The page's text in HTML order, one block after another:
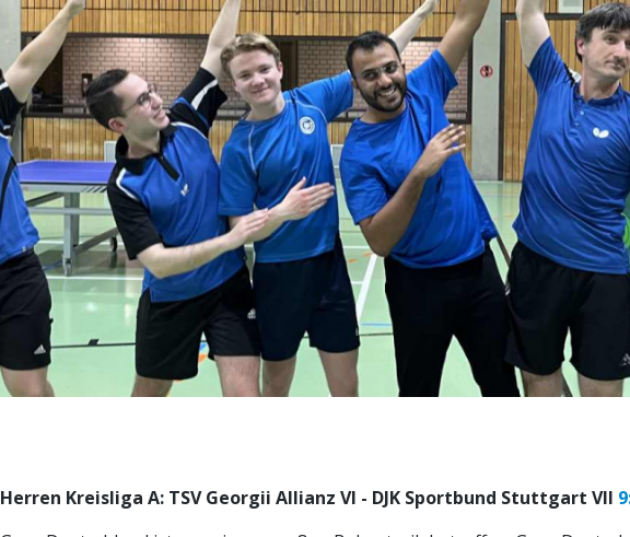
Herren Kreisliga A: TSV Georgii Allianz VI - DJK Sportbund Stuttgart VII